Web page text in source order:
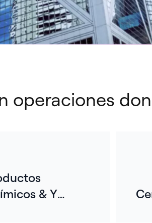
operaciones
& Y